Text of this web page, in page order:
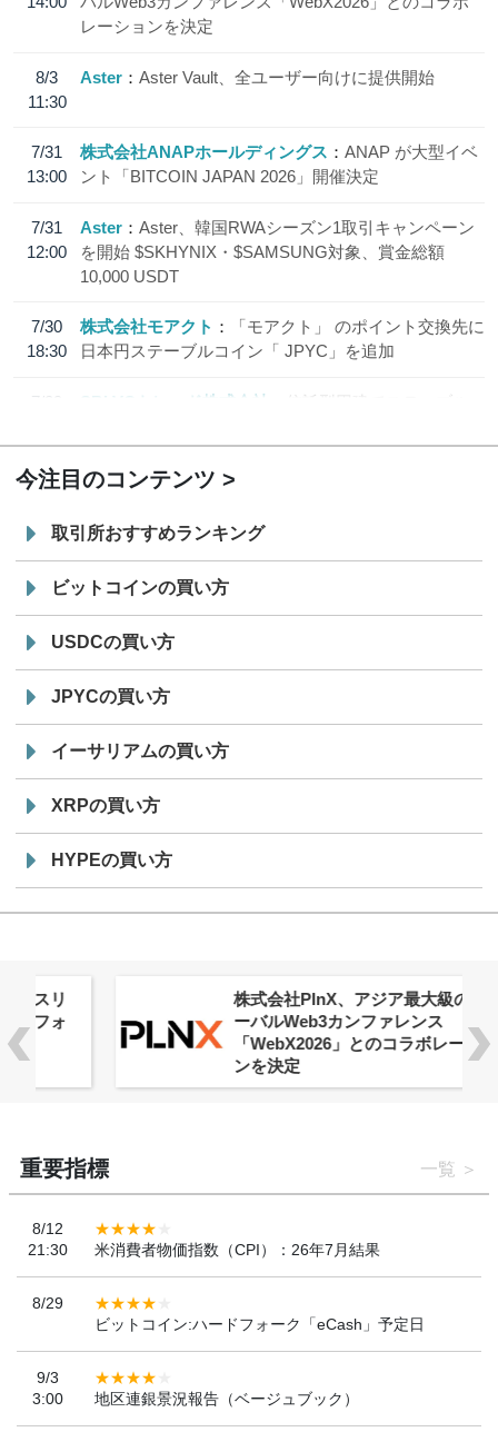
レーションを決定
8/3
11:30
Aster Aster Vault、全ユーザー向けに提供開始
7/31
13:00
株式会社ANAPホールディングス
ANAP が大型イベ
ント「BITCOIN JAPAN 2026」開催決定
7/31
12:00
Aster
Aster、韓国RWAシーズン1取引キャンペーン
を開始 $SKHYNIX・$SAMSUNG対象、賞金総額
10,000 USDT
7/30
18:30
株式会社モアクト
「モアクト」 のポイント交換先に
日本円ステーブルコイン「 JPYC」を追加
7/29
SBI VCトレード株式会社
信託型円建てステーブル
今注目のコンテンツ
取引所おすすめランキング
ビットコインの買い方
USDCの買い方
JPYCの買い方
イーサリアムの買い方
XRPの買い方
HYPEの買い方
株式会社PlnX、アジア最大級のグロ
ーバルWeb3カンファレンス
「WebX2026」とのコラボレーショ
重要指標 一覧
8/12
21:30
米消費者物価指数（CPI）：26年7月結果
8/29
ビットコイン:ハードフォーク「eCash」予定日
9/3
3:00
地区連銀景況報告（ベージュブック）